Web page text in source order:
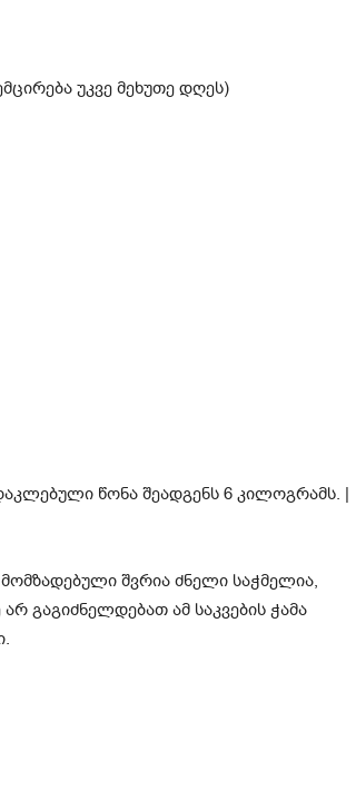
უკვე მეხუთე დღეს)
შვრია ძნელი საჭმელია,
გაგიძნელდებათ ამ საკვების ჭამა